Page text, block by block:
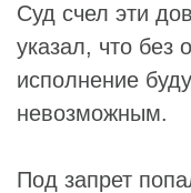
Суд счел эти
указал, что без
исполнение
невозможным.
Под запрет